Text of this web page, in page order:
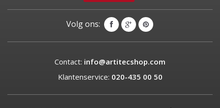
Volg ons:
Contact: info@artitecshop.com
Klantenservice: 020-435 00 50